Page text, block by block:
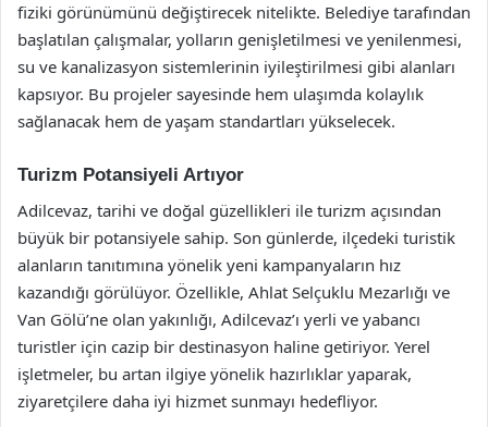
fiziki görünümünü değiştirecek nitelikte. Belediye tarafından
başlatılan çalışmalar, yolların genişletilmesi ve yenilenmesi,
su ve kanalizasyon sistemlerinin iyileştirilmesi gibi alanları
kapsıyor. Bu projeler sayesinde hem ulaşımda kolaylık
sağlanacak hem de yaşam standartları yükselecek.
Turizm Potansiyeli Artıyor
Adilcevaz, tarihi ve doğal güzellikleri ile turizm açısından
büyük bir potansiyele sahip. Son günlerde, ilçedeki turistik
alanların tanıtımına yönelik yeni kampanyaların hız
kazandığı görülüyor. Özellikle, Ahlat Selçuklu Mezarlığı ve
Van Gölü’ne olan yakınlığı, Adilcevaz’ı yerli ve yabancı
turistler için cazip bir destinasyon haline getiriyor. Yerel
işletmeler, bu artan ilgiye yönelik hazırlıklar yaparak,
ziyaretçilere daha iyi hizmet sunmayı hedefliyor.